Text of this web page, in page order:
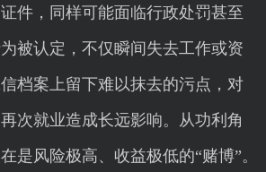
件，同样可能面临行政处罚甚至
被认定，不仅瞬间失去工作或资
档案上留下难以抹去的污点，对
次就业造成长远影响。从功利角
是风险极高、收益极低的“赌博”。